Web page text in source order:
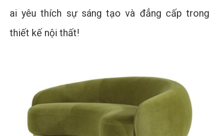
ai yêu thích sự sáng tạo và đẳng cấp trong
thiết kế nội thất!